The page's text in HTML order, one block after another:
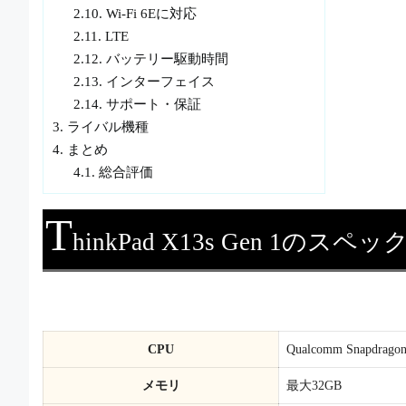
2.10. Wi-Fi 6Eに対応
2.11. LTE
2.12. バッテリー駆動時間
2.13. インターフェイス
2.14. サポート・保証
3. ライバル機種
4. まとめ
4.1. 総合評価
ThinkPad X13s Gen 1のスペッ
CPU Qualcomm
メモリ 最大32GB